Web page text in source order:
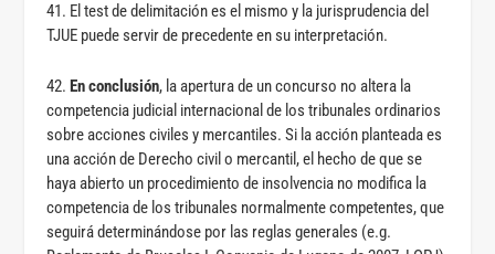
41. El test de delimitación es el mismo y la jurisprudencia del
TJUE puede servir de precedente en su interpretación.
42. En conclusión, la apertura de un concurso no altera la
competencia judicial internacional de los tribunales ordinarios
sobre acciones civiles y mercantiles. Si la acción planteada es
una acción de Derecho civil o mercantil, el hecho de que se
haya abierto un procedimiento de insolvencia no modifica la
competencia de los tribunales normalmente competentes, que
seguirá determinándose por las reglas generales (e.g.